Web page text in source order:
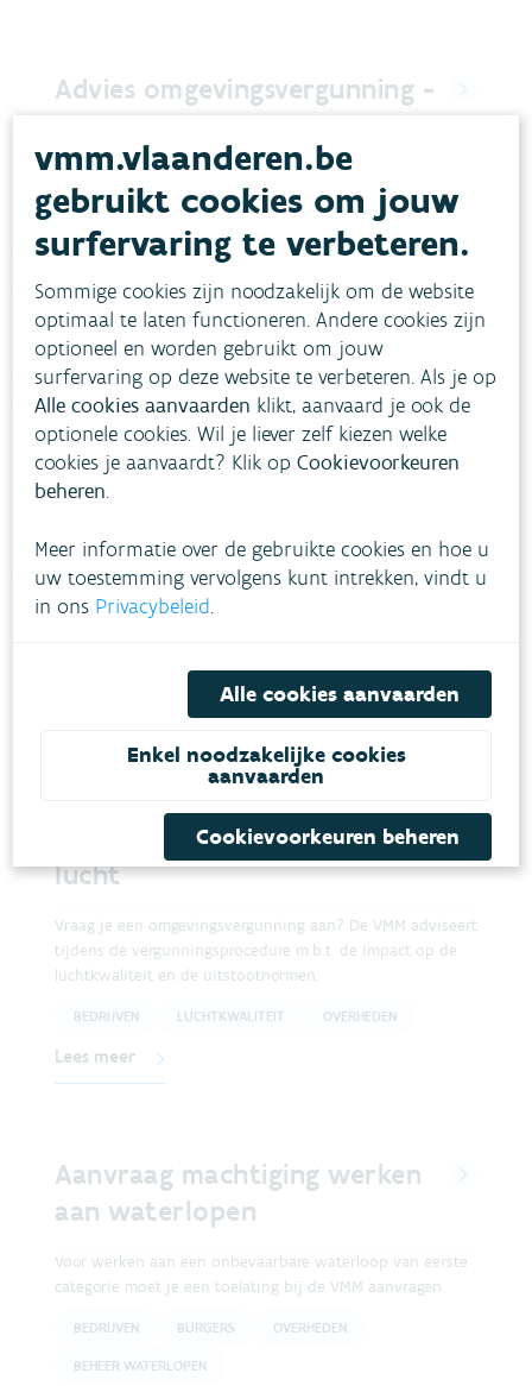
Advies omgevingsvergunning -
De omgevingsvergunning legt voor bedrijven vast onder
welke voorwaarden afvalwater mag geloosd worden. De
VMM adviseert voor lozingen van afvalwater.
OVERHEDEN
KWALITEIT WATERLOPEN
Lees meer
Advies omgevingsvergunning -
grondwater
Vraag je een omgevingsvergunning aan? De VMM adviseert
tijdens de vergunningsprocedure voor
grondwateraspecten.
Advies omgevingsvergunning -
lucht
Vraag je een omgevingsvergunning aan? De VMM adviseert
tijdens de vergunningsprocedure m.b.t. de impact op de
luchtkwaliteit en de uitstootnormen.
BEDRIJVEN LUCHTKWALITEIT OVERHEDEN
Lees meer
Aanvraag machtiging werken
aan waterlopen
Voor werken aan een onbevaarbare waterloop van eerste
categorie moet je een toelating bij de VMM aanvragen.
BEDRIJVEN BURGERS OVERHEDEN
BEHEER WATERLOPEN
vmm.vlaanderen.be
gebruikt cookies om jouw
surfervaring te verbeteren.
Sommige cookies zijn noodzakelijk om de website
optimaal te laten functioneren. Andere cookies zijn
optioneel en worden gebruikt om jouw
surfervaring op deze website te verbeteren. Als je op
Alle cookies aanvaarden klikt, aanvaard je ook de
optionele cookies. Wil je liever zelf kiezen welke
cookies je aanvaardt? Klik opCookievoorkeuren
beheren.
Meer informatie over de gebruikte cookies en hoe u
uw toestemming vervolgens kunt intrekken, vindt u
in ons Privacybeleid.
Alle cookies aanvaarden
Enkel noodzakelijke cookies
aanvaarden
Cookievoorkeuren beheren